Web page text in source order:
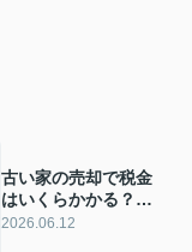
古い家の売却で税金
はいくらかかる？購
入価格がわからない
2026.06.12